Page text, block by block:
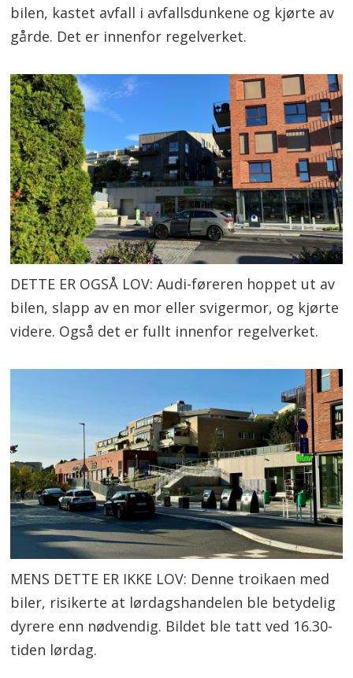
bilen, kastet avfall i avfallsdunkene og kjørte av
gårde. Det er innenfor regelverket.
DETTE ER OGSÅ LOV: Audi-føreren hoppet ut av
bilen, slapp av en mor eller svigermor, og kjørte
videre. Også det er fullt innenfor regelverket.
MENS DETTE ER IKKE LOV: Denne troikaen med
biler, risikerte at lørdagshandelen ble betydelig
dyrere enn nødvendig. Bildet ble tatt ved 16.30-
tiden lørdag.